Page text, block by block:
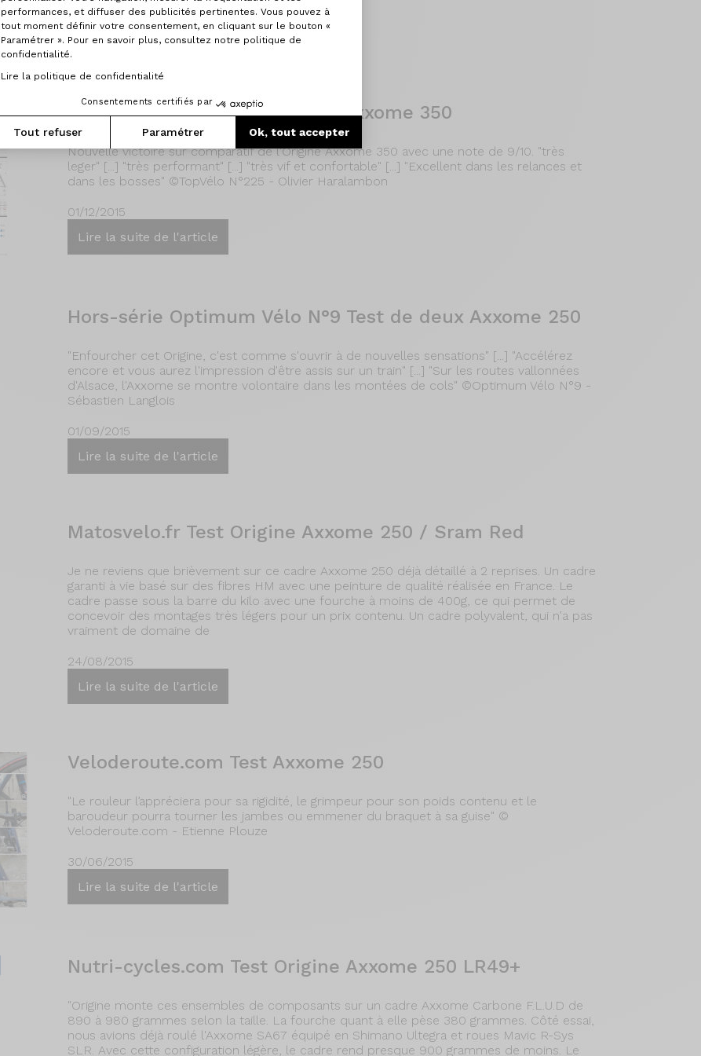
performances, et diffuser des publicités pertinentes. Vous pouvez à
tout moment définir votre consentement, en cliquant sur le bouton «
Paramétrer ». Pour en savoir plus, consultez notre politique de
confidentialité.
Lire la politique de confidentialité
Consentements certifiés par
Tout refuser Paramétrer Ok, tout accepter
01/01/2016
Lire la suite de l'article
Top Vélo Décembre 2015 Test Axxome 350
Nouvelle victoire sur comparatif de l'Origine Axxome 350 avec une note de 9/10. "très
leger" [...] "très performant" [...] "très vif et confortable" [...] "Excellent dans les relances et
dans les bosses" ©TopVélo N°225 - Olivier Haralambon
01/12/2015
Lire la suite de l'article
Hors-série Optimum Vélo N°9 Test de deux Axxome 250
"Enfourcher cet Origine, c'est comme s'ouvrir à de nouvelles sensations" [...] "Accélérez
encore et vous aurez l'impression d'être assis sur un train" [...] "Sur les routes vallonnées
d'Alsace, l'Axxome se montre volontaire dans les montées de cols" ©Optimum Vélo N°9 -
Sébastien Langlois
01/09/2015
Lire la suite de l'article
Matosvelo.fr Test Origine Axxome 250 / Sram Red
Je ne reviens que brièvement sur ce cadre Axxome 250 déjà détaillé à 2 reprises. Un cadre
garanti à vie basé sur des fibres HM avec une peinture de qualité réalisée en France. Le
cadre passe sous la barre du kilo avec une fourche à moins de 400g, ce qui permet de
concevoir des montages très légers pour un prix contenu. Un cadre polyvalent, qui n'a pas
vraiment de domaine de
24/08/2015
Lire la suite de l'article
Veloderoute.com Test Axxome 250
"Le rouleur l’appréciera pour sa rigidité, le grimpeur pour son poids contenu et le
baroudeur pourra tourner les jambes ou emmener du braquet à sa guise" ©
Veloderoute.com - Etienne Plouze
30/06/2015
Lire la suite de l'article
Nutri-cycles.com Test Origine Axxome 250 LR49+
"Origine monte ces ensembles de composants sur un cadre Axxome Carbone F.L.U.D de
890 à 980 grammes selon la taille. La fourche quant à elle pèse 380 grammes. Côté essai,
nous avions déjà roulé l'Axxome SA67 équipé en Shimano Ultegra et roues Mavic R-Sys
SLR. Avec cette configuration légère, le cadre rend presque 900 grammes de moins. Le